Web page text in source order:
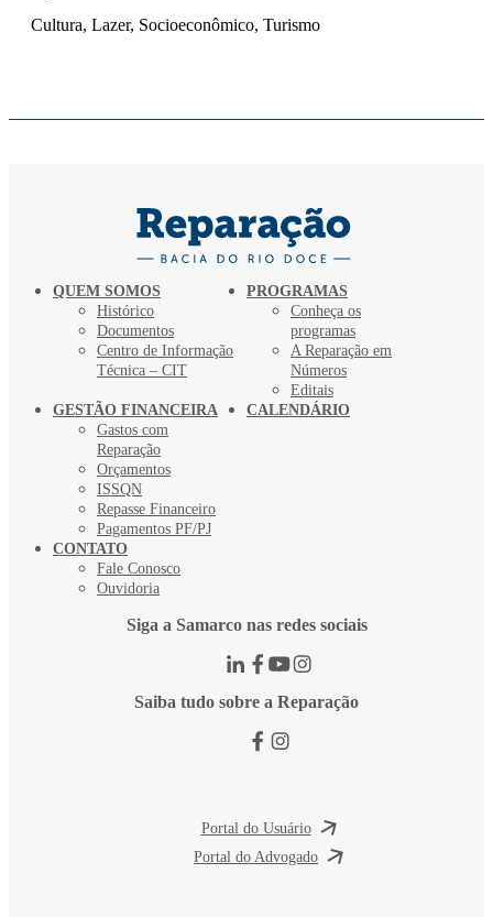
Cultura, Lazer, Socioeconômico, Turismo
QUEM SOMOS
Histórico
Documentos
Centro de Informação
Técnica – CIT
PROGRAMAS
Conheça os
programas
A Reparação em
Números
Editais
GESTÃO FINANCEIRA
Gastos com
Reparação
Orçamentos
ISSQN
Repasse Financeiro
Pagamentos PF/PJ
CALENDÁRIO
CONTATO
Fale Conosco
Ouvidoria
Siga a Samarco nas redes sociais
Saiba tudo sobre a Reparação
Portal do Usuário
Portal do Advogado